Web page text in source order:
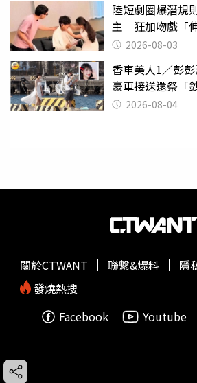
陸短劇圈爆潛規
主 狂加吻戲「
潰 2026-08-03
香車美人1／彭
豪車接送還祭「
2026-08-04
關於CTWANT 聯繫&爆料
隱
發燒熱搜
Facebook
Youtube